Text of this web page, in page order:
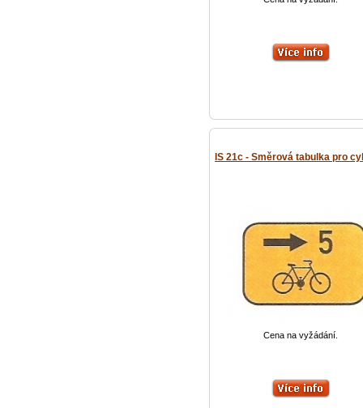
IS 21c - Směrová tabulka pro
Cena na vyžádání.